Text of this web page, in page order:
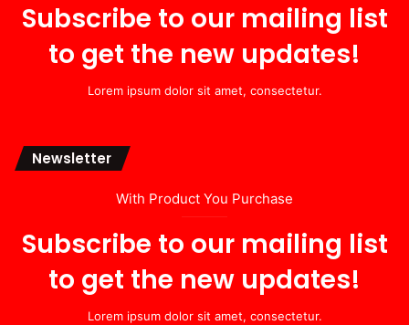
Subscribe to our mailing list
to get the new updates!
Lorem ipsum dolor sit amet, consectetur.
Newsletter
With Product You Purchase
Subscribe to our mailing list
to get the new updates!
Lorem ipsum dolor sit amet, consectetur.